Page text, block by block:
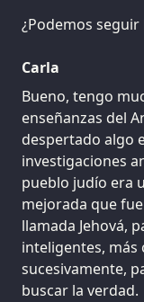
¿Podemos
Carla
Bueno, tengo
enseñanzas del
despertado algo
investigaciones
pueblo judío era
mejorada que
llamada Jehová,
inteligentes, más
sucesivamente,
buscar la verdad.